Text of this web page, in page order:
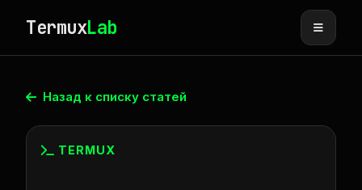
TermuxLab
Назад к списку статей
TERMUX